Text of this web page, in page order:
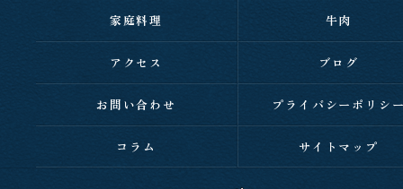
家庭料理 牛肉
アクセス ブログ
お問い合わせ プライバシーポリシ
コラム サイトマップ